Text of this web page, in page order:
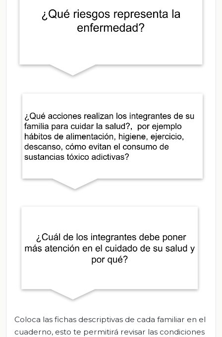
Coloca las fichas descriptivas de cada familiar en el
cuaderno, esto te permitirá revisar las condiciones